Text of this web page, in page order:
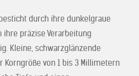
durch ihre dunkelgraue
ihre präzise Verarbeitung
Kleine, schwarzglänzende
Korngröße von 1 bis 3 Millimetern